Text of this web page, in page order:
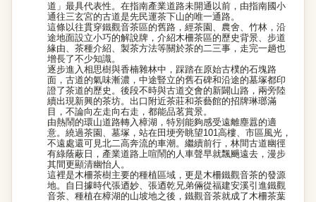
道」最具代表性。在指南產業道路未開通以前，由指南國小
通往三玄宮的古道是先民運茶下山的唯一通路。
這條以往貫穿鐵觀音茶區的舊路，經茶園、農舍、竹林，沿
途地面設立小巧的解說牌，介紹木柵茶區的歷史背景、步道
緣由、茶種介紹、製茶方法等關於茶的二三事，走完一趟也
增長了不少知識。
逐步進入相思樹與香楠雜林中，踩踏在原始古樸的石塊路
面，古道的氣味漸濃，中途豎立的舊石碑和沿途的墓塚都印
證了茶道的歷史。後段不時與古道交會的新闢山路，兩旁陸
續出現新興的茶坊。出口附近茶莊和茶藝館的招牌琳瑯滿
目，不論向左走向右走，都能品茗賞景。
由熱鬧的環山道路轉入樟湖，特別能夠感受遠離塵囂的適
意。繞過茶園、墓塚，站在田埂旁眺望101高樓、市區風光，
不遠處還可見北二高奔流的車潮。繼續前行，林間古道幽徑
有綠蔭蔽日，產業道路上喧鬧的人車聲早就飄颺遠去，漫步
其間更顯清幽怡人。
這裡是木柵茶樹主要的種植區域，更是木柵鐵觀音茶的發源
地。自日據時代張迺妙、張迺乾兄弟倆從福建安溪引進鐵觀
音茶、種植在樟湖的山坡地之後，鐵觀音茶就成了木柵茶葉